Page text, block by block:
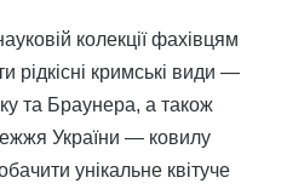
колекції фахівцям
рідкісні кримські види —
та Браунера, а також
України — ковилу
унікальне квітуче